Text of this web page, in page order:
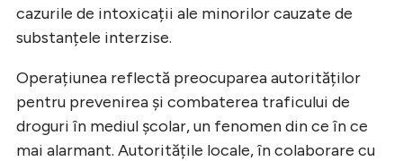
cazurile de intoxicații ale minorilor cauzate de
substanțele interzise.
Operațiunea reflectă preocuparea autorităților
pentru prevenirea și combaterea traficului de
droguri în mediul școlar, un fenomen din ce în ce
mai alarmant. Autoritățile locale, în colaborare cu